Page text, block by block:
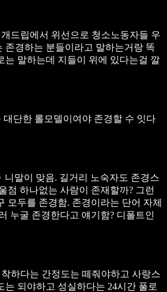
드립에서 위선으로 청소노동자들 우
존경하는 분들이라고 말하는거랑 똑
는 말하는데 지들이 위에 있다는걸 깔
대단한 롤모델이여야 존경할 수 잇다
니말이 맞음. 길거리 노숙자도 존경스
점 하나없는 사람이 존재할까? 그런
모두를 존경함. 존경이라는 단어 자체
누굴 존경한다고 얘기함? 디폴트인
착하다는 간정도는 떼줘야하고 사랑스
는 되야하고 성실하다는 24시간 풀로